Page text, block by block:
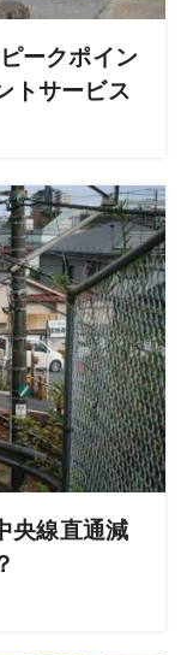
ークポイン
トサービス
央線直通減